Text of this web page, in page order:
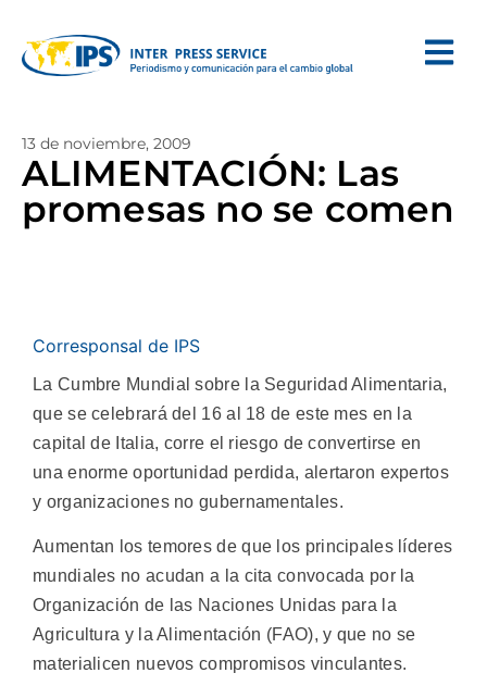
13 de noviembre, 2009
ALIMENTACIÓN: Las
promesas no se comen
Corresponsal de IPS
La Cumbre Mundial sobre la Seguridad Alimentaria,
que se celebrará del 16 al 18 de este mes en la
capital de Italia, corre el riesgo de convertirse en
una enorme oportunidad perdida, alertaron expertos
y organizaciones no gubernamentales.
Aumentan los temores de que los principales líderes
mundiales no acudan a la cita convocada por la
Organización de las Naciones Unidas para la
Agricultura y la Alimentación (FAO), y que no se
materialicen nuevos compromisos vinculantes.